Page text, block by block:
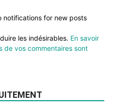
notifications for new posts
les indésirables. En savoir
de vos commentaires sont